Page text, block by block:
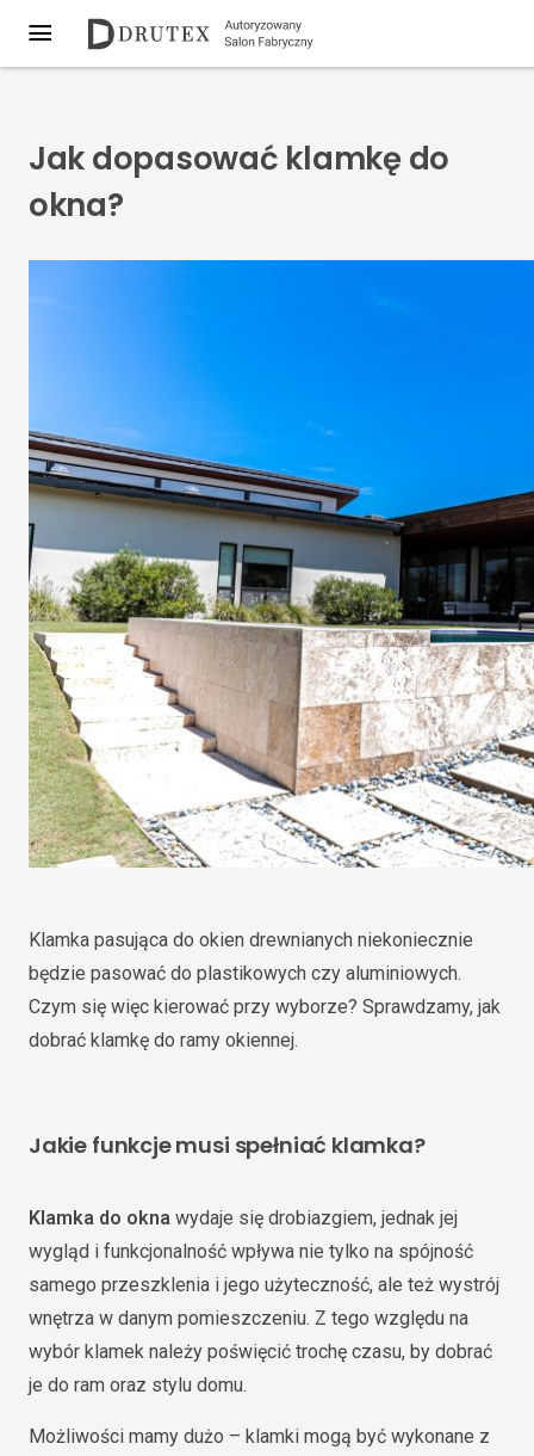
Jak dopasować klamkę do
okna?
Klamka pasująca do okien drewnianych niekoniecznie
będzie pasować do plastikowych czy aluminiowych.
Czym się więc kierować przy wyborze? Sprawdzamy, jak
dobrać klamkę do ramy okiennej.
Jakie funkcje musi spełniać klamka?
Klamka do okna wydaje się drobiazgiem, jednak jej
wygląd i funkcjonalność wpływa nie tylko na spójność
samego przeszklenia i jego użyteczność, ale też wystrój
wnętrza w danym pomieszczeniu. Z tego względu na
wybór klamek należy poświęcić trochę czasu, by dobrać
je do ram oraz stylu domu.
Możliwości mamy dużo – klamki mogą być wykonane z